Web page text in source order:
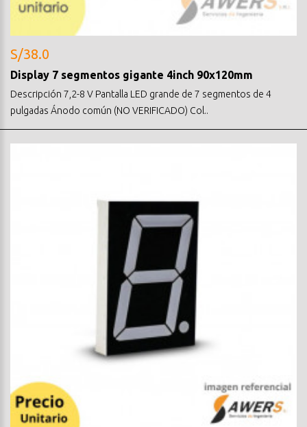
S/38.0
Display 7 segmentos gigante 4inch 90x120mm
Descripción 7,2-8 V Pantalla LED grande de 7 segmentos de 4
pulgadas Ánodo común (NO VERIFICADO) Col..